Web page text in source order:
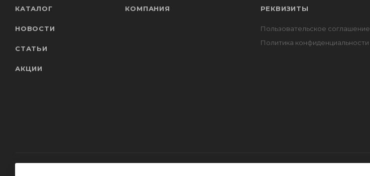
КАТАЛОГ
НОВОСТИ
СТАТЬИ
АКЦИИ
КОМПАНИЯ РЕКВИЗИТЫ
Пользовательское соглашение
Политика конфиденциальности